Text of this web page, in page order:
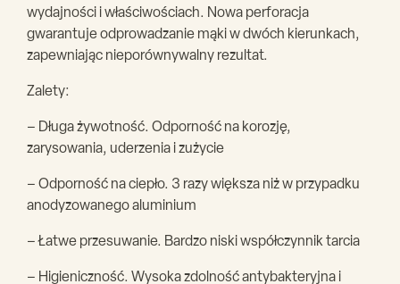
wydajności i właściwościach. Nowa perforacja
gwarantuje odprowadzanie mąki w dwóch kierunkach,
zapewniając nieporównywalny rezultat.
Zalety:
– Długa żywotność. Odporność na korozję,
zarysowania, uderzenia i zużycie
– Odporność na ciepło. 3 razy większa niż w przypadku
anodyzowanego aluminium
– Łatwe przesuwanie. Bardzo niski współczynnik tarcia
– Higieniczność. Wysoka zdolność antybakteryjna i